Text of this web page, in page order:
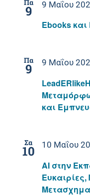
Πα
9
Ebooks
9 Μαΐου
Πα
9
και
9 Μαΐου
Σα
10
AI στην
10 Μαΐου